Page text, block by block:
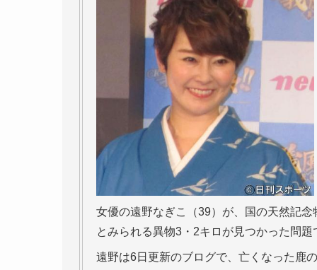
女優の遠野なぎこ（39）が、国の天然記
とみられる異物3・2キロが見つかった問
遠野は6日更新のブログで、亡くなった鹿